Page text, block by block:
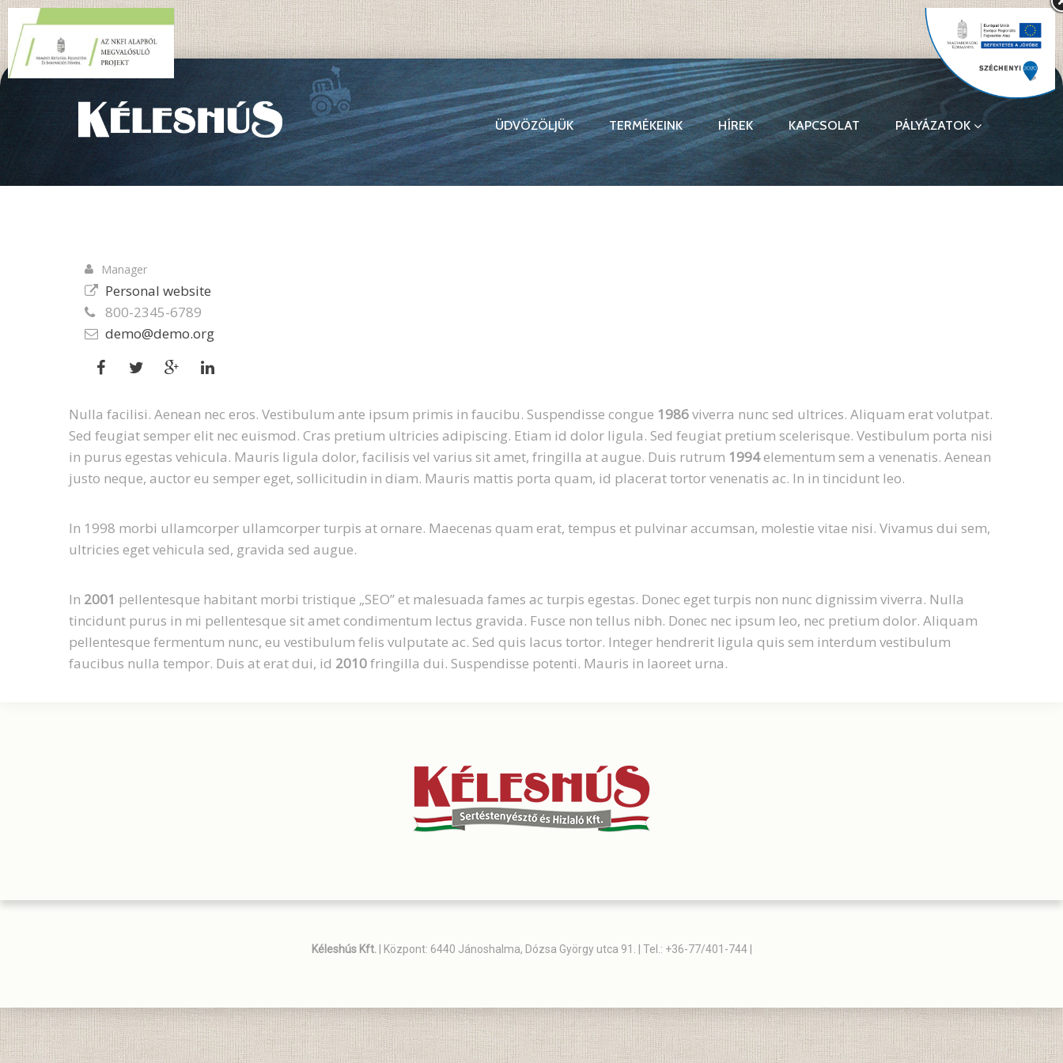
ÜDVÖZÖLJÜK TERMÉKEINK HÍREK KAPCSOLAT PÁLYÁZATOK
Manager
Personal website
800-2345-6789
demo@demo.org
Nulla facilisi. Aenean nec eros. Vestibulum ante ipsum primis in faucibu. Suspendisse congue 1986viverra nunc sed ultrices. Aliquam erat volutpat.
Sed feugiat semper elit nec euismod. Cras pretium ultricies adipiscing. Etiam id dolor ligula. Sed feugiat pretium scelerisque. Vestibulum porta nisi
in purus egestas vehicula. Mauris ligula dolor, facilisis vel varius sit amet, fringilla at augue. Duis rutrum 1994elementum sem a venenatis. Aenean
justo neque, auctor eu semper eget, sollicitudin in diam. Mauris mattis porta quam, id placerat tortor venenatis ac. In in tincidunt leo.
In 1998 morbi ullamcorper ullamcorper turpis at ornare. Maecenas quam erat, tempus et pulvinar accumsan, molestie vitae nisi. Vivamus dui sem,
ultricies eget vehicula sed, gravida sed augue.
In 2001 pellentesque habitant morbi tristique „SEO” et malesuada fames ac turpis egestas. Donec eget turpis non nunc dignissim viverra. Nulla
tincidunt purus in mi pellentesque sit amet condimentum lectus gravida. Fusce non tellus nibh. Donec nec ipsum leo, nec pretium dolor. Aliquam
pellentesque fermentum nunc, eu vestibulum felis vulputate ac. Sed quis lacus tortor. Integer hendrerit ligula quis sem interdum vestibulum
faucibus nulla tempor. Duis at erat dui, id 2010fringilla dui. Suspendisse potenti. Mauris in laoreet urna.
Kéleshús Kft. | Központ: 6440 Jánoshalma, Dózsa György utca 91. | Tel.: +36-77/401-744 |